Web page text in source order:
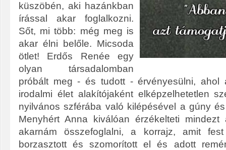
küszöbén, aki hazánkban
írással akar foglalkozni.
Sőt, mi több: még meg is
akar élni belőle. Micsoda
ötlet! Erdős Renée egy
olyan társadalomban
próbált meg - és tudott - érvényesülni,
irodalmi élet alakítójaként elképzelhetetlen
nyilvános szférába való kilépésével a gúny
Menyhért Anna kiválóan érzékelteti
akarnám összefoglalni, a korrajz, amit
borzasztott és szomorított el és adott